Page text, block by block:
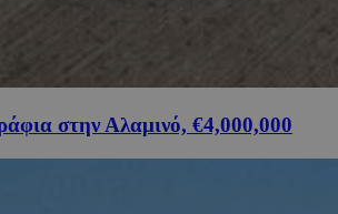
στην Αλαμινό, €4,000,000